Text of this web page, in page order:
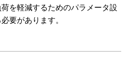
を軽減するためのパラメータ設
要があります。